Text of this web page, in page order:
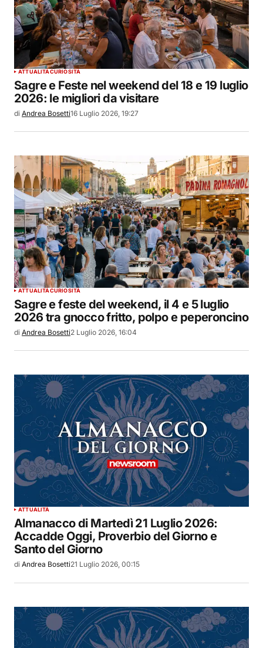
ATTUALITÀCURIOSITÀ
Sagre e Feste nel weekend del 18 e 19 luglio
2026: le migliori da visitare
di Andrea Bosetti16 Luglio 2026, 19:27
ATTUALITÀCURIOSITÀ
Sagre e feste del weekend, il 4 e 5 luglio
2026 tra gnocco fritto, polpo e peperoncino
di Andrea Bosetti2 Luglio 2026, 16:04
ATTUALITÀ
Almanacco di Martedì 21 Luglio 2026:
Accadde Oggi, Proverbio del Giorno e
Santo del Giorno
di Andrea Bosetti21 Luglio 2026, 00:15